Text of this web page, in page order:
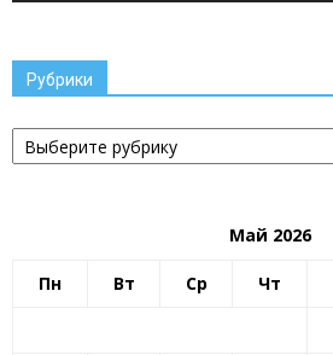
Рубрики
Рубрики
Май 2026
Пн Вт Ср Чт